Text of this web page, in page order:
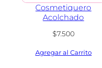
Cosmetiquero
Acolchado
$7.500